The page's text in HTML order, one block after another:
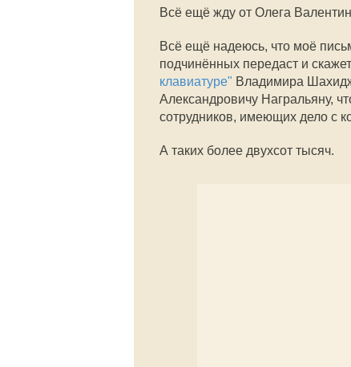
Всё ещё жду от Олега
Всё ещё надеюсь, что моё
подчинённых передаст и
клавиатуре" Владимира
Александровичу Награльяну,
сотрудников, имеющих дело с
А таких более двухсот тысяч.